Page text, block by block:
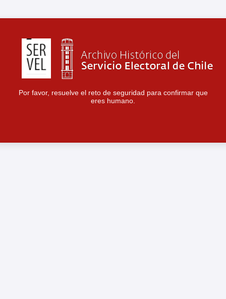
Por favor, resuelve el reto de seguridad para confirmar que
eres humano.